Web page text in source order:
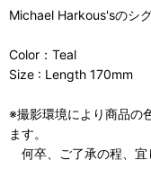
Michael Harkous'sのシ
Color：Teal
Size : Length 170mm
※撮影環境により商品の
ます。
何卒、ご了承の程、宜